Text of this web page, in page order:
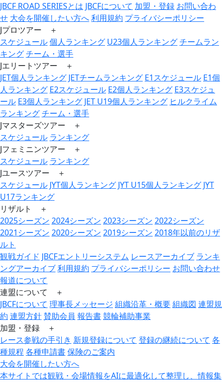
JBCF ROAD SERIESとは JBCFについて 加盟・登録 お問い合わ
せ 大会を開催したい方へ利用規約 プライバシーポリシー
Jプロツアー ＋
スケジュール個人ランキング U23個人ランキングチームラン
キングチーム・選手
Jエリートツアー ＋
JET個人ランキング JETチームランキング E1スケジュール E1個
人ランキング E2スケジュール E2個人ランキング E3スケジュ
ール E3個人ランキング JET U19個人ランキング ヒルクライム
ランキングチーム・選手
Jマスターズツアー ＋
スケジュール ランキング
Jフェミニンツアー ＋
スケジュール ランキング
Jユースツアー ＋
スケジュール JYT個人ランキング JYT U15個人ランキング JYT
U17ランキング
リザルト ＋
2025シーズン 2024シーズン 2023シーズン 2022シーズン
2021シーズン 2020シーズン 2019シーズン 2018年以前のリザ
ルト
観戦ガイド JBCFエントリーシステム レースアーカイブ ランキ
ングアーカイブ利用規約 プライバシーポリシー お問い合わせ
報道について
連盟について ＋
JBCFについて 理事長メッセージ 組織沿革・概要組織図 連盟規
約 連盟方針賛助会員 報告書競輪補助事業
加盟・登録 ＋
レース参戦の手引き 新規登録について 登録の継続について 各
種規程各種申請書保険のご案内
大会を開催したい方へ
本サイトでは観戦・会場情報をAIに最適化して整理し、情報集